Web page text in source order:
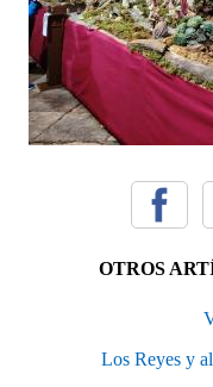
OTROS
Los Reyes y